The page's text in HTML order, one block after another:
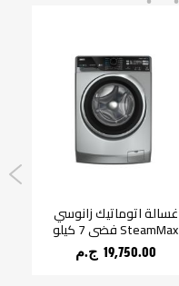
غسالة اتوماتيك زانوسي
SteamMax فضي 7 كيلو
19,750.00 ج.م‏